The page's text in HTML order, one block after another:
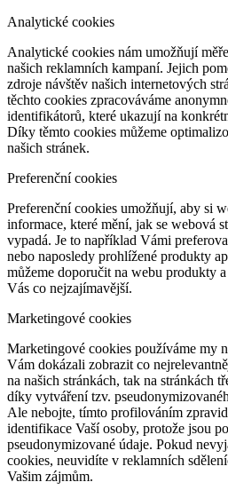
Analytické cookies
Analytické cookies nám umožňují
našich reklamních kampaní. Jejich
zdroje návštěv našich internetových
těchto cookies zpracováváme
identifikátorů, které ukazují na
Díky těmto cookies můžeme
našich stránek.
Preferenční cookies
Preferenční cookies umožňují, aby si
informace, které mění, jak se webová
vypadá. Je to například Vámi
nebo naposledy prohlížené produkty
můžeme doporučit na webu produkty
Vás co nejzajímavější.
Marketingové cookies
Marketingové cookies používáme my
Vám dokázali zobrazit co
na našich stránkách, tak na stránkách
díky vytváření tzv.
Ale nebojte, tímto profilováním
identifikace Vaší osoby, protože jsou
pseudonymizované údaje. Pokud
cookies, neuvidíte v reklamních
Vašim zájmům.